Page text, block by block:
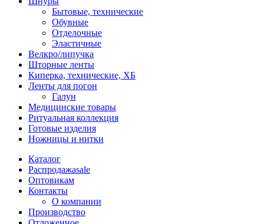
Бытовые, технические
Обувные
Отделочные
Эластичные
Велкро/липучка
Шторные ленты
Киперка, технические, ХБ
Ленты для погон
Галун
Медицинские товары
Ритуальная коллекция
Готовые изделия
Ножницы и нитки
Каталог
Распродажаsale
Оптовикам
Контакты
О компании
Производство